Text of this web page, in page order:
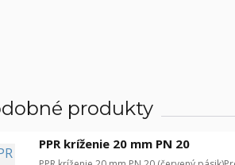
produkty
PPR kríženie 20 mm PN 20